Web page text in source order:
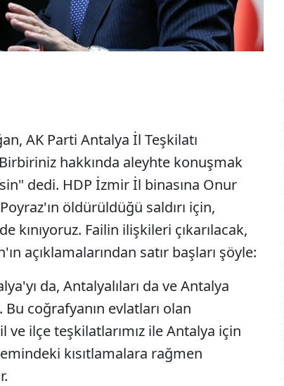
AK Parti Antalya İl Teşkilatı
hakkında aleyhte konuşmak
dedi. HDP İzmir İl binasına Onur
öldürüldüğü saldırı için,
kınıyoruz. Failin ilişkileri çıkarılacak,
açıklamalarından satır başları şöyle:
da, Antalyalıları da ve Antalya
coğrafyanın evlatları olan
ilçe teşkilatlarımız ile Antalya için
kısıtlamalara rağmen